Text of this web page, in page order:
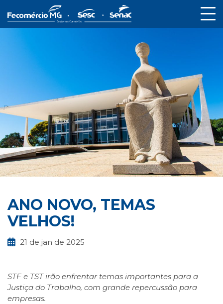
ANO NOVO, TEMAS
VELHOS!
21 de jan de 2025
STF e TST irão enfrentar temas importantes para a
Justiça do Trabalho, com grande repercussão para
empresas.